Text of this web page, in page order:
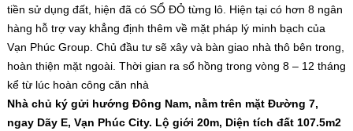
tiền sử dụng đất, hiện đã có SỔ ĐỎ từng lô. Hiện tại có hơn 8 ngân
hàng hỗ trợ vay khẳng định thêm về mặt pháp lý minh bạch của
Vạn Phúc Group. Chủ đầu tư sẽ xây và bàn giao nhà thô bên trong,
hoàn thiện mặt ngoài. Thời gian ra sổ hồng trong vòng 8 – 12 tháng
kể từ lúc hoàn công căn nhà
Nhà chủ ký gửi hướng Đông Nam, nằm trên mặt Đường 7,
ngay Dãy E, Vạn Phúc City. Lộ giới 20m, Diện tích đất 107.5m2